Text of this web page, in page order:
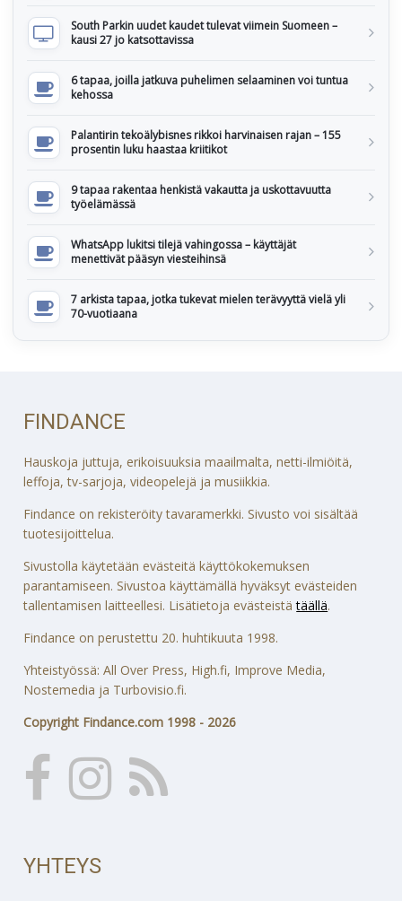
South Parkin uudet kaudet tulevat viimein Suomeen –
kausi 27 jo katsottavissa
6 tapaa, joilla jatkuva puhelimen selaaminen voi tuntua
kehossa
Palantirin tekoälybisnes rikkoi harvinaisen rajan – 155
prosentin luku haastaa kriitikot
9 tapaa rakentaa henkistä vakautta ja uskottavuutta
työelämässä
WhatsApp lukitsi tilejä vahingossa – käyttäjät
menettivät pääsyn viesteihinsä
7 arkista tapaa, jotka tukevat mielen terävyyttä vielä yli
70-vuotiaana
FINDANCE
Hauskoja juttuja, erikoisuuksia maailmalta, netti-ilmiöitä,
leffoja, tv-sarjoja, videopelejä ja musiikkia.
Findance on rekisteröity tavaramerkki. Sivusto voi sisältää
tuotesijoittelua.
Sivustolla käytetään evästeitä käyttökokemuksen
parantamiseen. Sivustoa käyttämällä hyväksyt evästeiden
tallentamisen laitteellesi. Lisätietoja evästeistätäällä.
Findance on perustettu 20. huhtikuuta 1998.
Yhteistyössä: All Over Press, High.fi, Improve Media,
Nostemedia ja Turbovisio.fi.
Copyright Findance.com 1998 - 2026
YHTEYS